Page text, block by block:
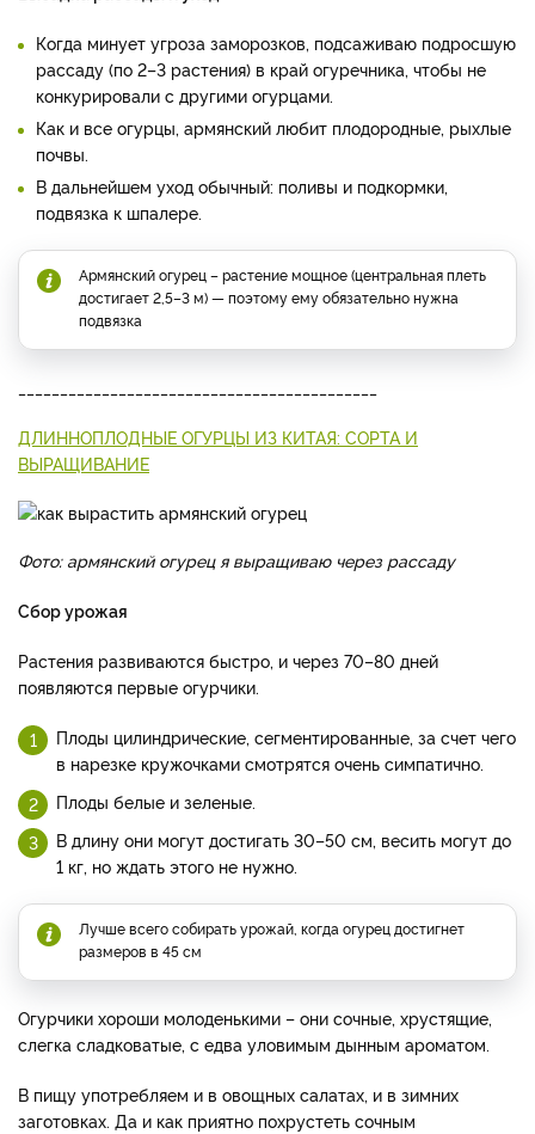
Когда минует угроза заморозков, подсаживаю подросшую
рассаду (по 2–3 растения) в край огуречника, чтобы не
конкурировали с другими огурцами.
Как и все огурцы, армянский любит плодородные, рыхлые
почвы.
В дальнейшем уход обычный: поливы и подкормки,
подвязка к шпалере.
Армянский огурец – растение мощное (центральная плеть
достигает 2,5–3 м) — поэтому ему обязательно нужна
подвязка
ДЛИННОПЛОДНЫЕ ОГУРЦЫ ИЗ КИТАЯ: СОРТА И
ВЫРАЩИВАНИЕ
Фото: армянский огурец я выращиваю через рассаду
Сбор урожая
Растения развиваются быстро, и через 70–80 дней
появляются первые огурчики.
Плоды цилиндрические, сегментированные, за счет чего
в нарезке кружочками смотрятся очень симпатично.
Плоды белые и зеленые.
В длину они могут достигать 30–50 см, весить могут до
1 кг, но ждать этого не нужно.
Лучше всего собирать урожай, когда огурец достигнет
размеров в 45 см
Огурчики хороши молоденькими – они сочные, хрустящие,
слегка сладковатые, с едва уловимым дынным ароматом.
В пищу употребляем и в овощных салатах, и в зимних
заготовках. Да и как приятно похрустеть сочным